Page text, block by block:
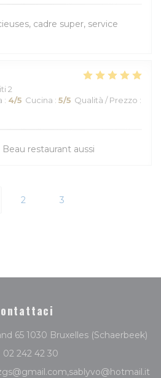
cadre super, service
2
: 4/5 Cucina : 5/5 Qualità / Prezzo :
restaurant aussi
2 3
65 1030 Bruxelles (Schaerbeek)
02 242 42 30